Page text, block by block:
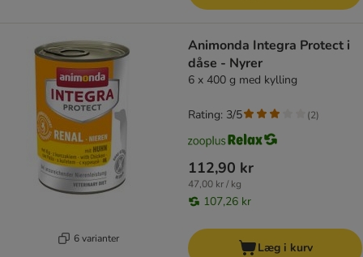
6 varianter
Animonda Integra Protect i
dåse - Nyrer
6 x 400 g med kylling
112,90 kr
47,00 kr / kg
107,26 kr
Rating: 3/5 (2)
Læg i kurv